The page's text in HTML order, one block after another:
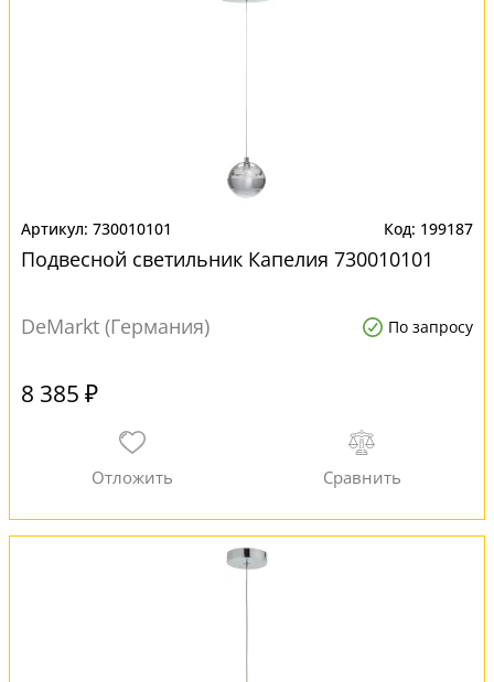
730010101 199187
Подвесной светильник Капелия 730010101
DeMarkt (Германия) По запросу
8 385 ₽